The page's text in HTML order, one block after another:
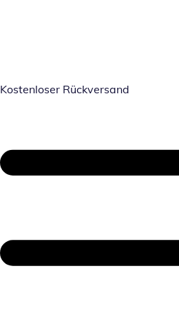
Kostenloser Rückversand